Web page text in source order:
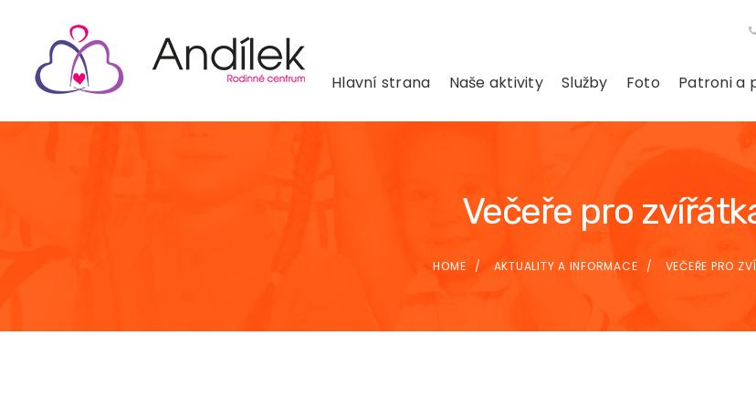
Hlavní strana Naše aktivity Služby Foto Patroni a
Večeře pro
HOME AKTUALITY A INFORMACE VEČEŘE PRO